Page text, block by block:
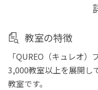
教室の特徴
「QUREO（キュレオ
3,000教室以上を展開し
教室です。